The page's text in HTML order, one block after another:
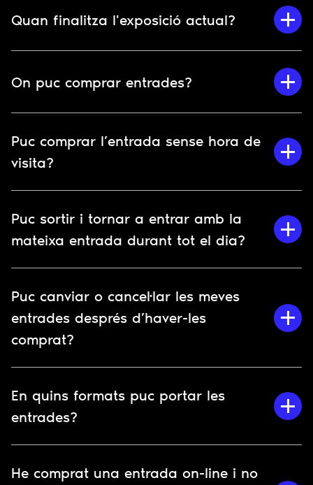
Quan finalitza l'exposició actual?
On puc comprar entrades?
Puc comprar l’entrada sense hora de
visita?
Puc sortir i tornar a entrar amb la
mateixa entrada durant tot el dia?
Puc canviar o cancel·lar les meves
entrades després d’haver-les
comprat?
En quins formats puc portar les
entrades?
He comprat una entrada on-line i no